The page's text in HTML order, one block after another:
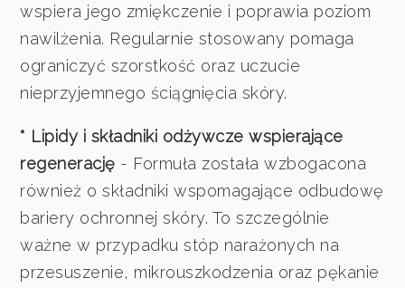
wspiera jego zmiękczenie i poprawia poziom
nawilżenia. Regularnie stosowany pomaga
ograniczyć szorstkość oraz uczucie
nieprzyjemnego ściągnięcia skóry.
* Lipidy i składniki odżywcze wspierające
regenerację - Formuła została wzbogacona
również o składniki wspomagające odbudowę
bariery ochronnej skóry. To szczególnie
ważne w przypadku stóp narażonych na
przesuszenie, mikrouszkodzenia oraz pękanie